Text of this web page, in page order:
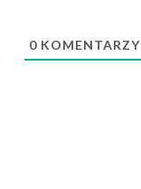
0 KOMENTARZY